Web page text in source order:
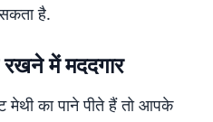
है.
में मददगार
का पाने पीते हैं तो आपके